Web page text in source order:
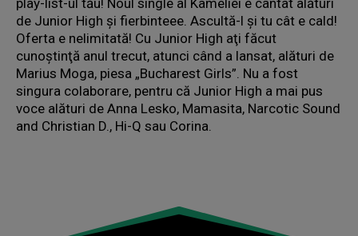
de Junior High şi fierbinteee. Ascultă-l şi tu cât e cald!
Oferta e nelimitată! Cu Junior High aţi făcut
cunoştinţă anul trecut, atunci când a lansat, alături de
Marius Moga, piesa „Bucharest Girls”. Nu a fost
singura colaborare, pentru că Junior High a mai pus
voce alături de Anna Lesko, Mamasita, Narcotic Sound
and Christian D., Hi-Q sau Corina.